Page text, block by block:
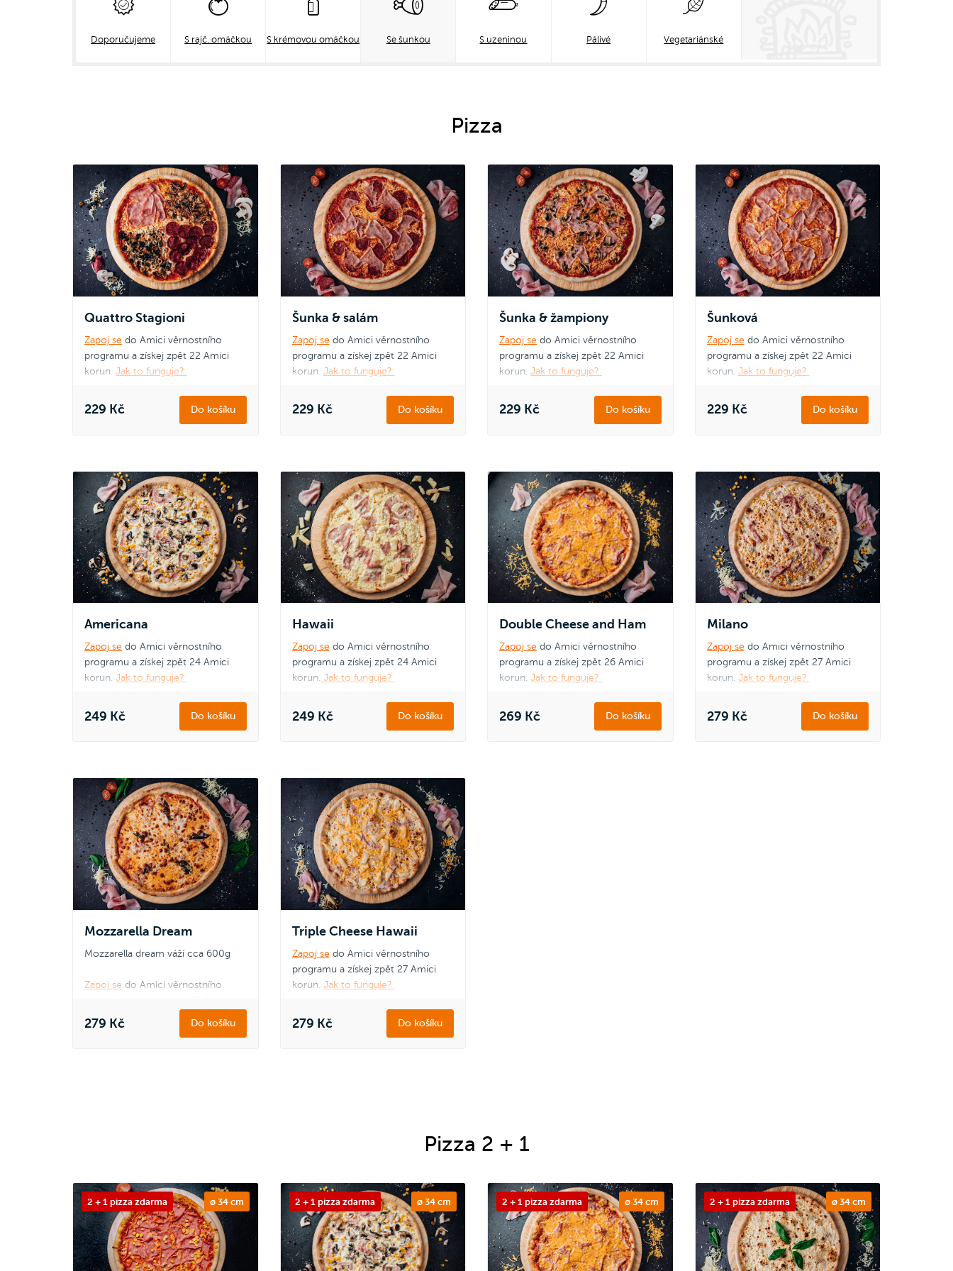
Doporučujeme S rajč. omáčkou S krémovou omáčkou Se šunkou S uzeninou Pálivé Vegetariánské
Pizza
Quattro Stagioni
Zapoj se do Amici věrnostního
programu a získej zpět 22 Amici
korun. Jak to funguje?
229 Kč Do košíku
Šunka & salám
Zapoj se do Amici věrnostního
programu a získej zpět 22 Amici
korun. Jak to funguje?
229 Kč Do košíku
Šunka & žampiony
Zapoj se do Amici věrnostního
programu a získej zpět 22 Amici
korun. Jak to funguje?
229 Kč Do košíku
Šunková
Zapoj se do Amici věrnostního
programu a získej zpět 22 Amici
korun. Jak to funguje?
229 Kč Do košíku
Americana
Zapoj se do Amici věrnostního
programu a získej zpět 24 Amici
korun. Jak to funguje?
249 Kč Do košíku
Hawaii
Zapoj se do Amici věrnostního
programu a získej zpět 24 Amici
korun. Jak to funguje?
249 Kč Do košíku
Double Cheese and Ham
Zapoj se do Amici věrnostního
programu a získej zpět 26 Amici
korun. Jak to funguje?
269 Kč Do košíku
Milano
Zapoj se do Amici věrnostního
programu a získej zpět 27 Amici
korun. Jak to funguje?
279 Kč Do košíku
Mozzarella Dream
Mozzarella dream váží cca 600g
Zapoj se do Amici věrnostního
korun. Jak to funguje?
279 Kč Do košíku
Triple Cheese Hawaii
Zapoj se do Amici věrnostního
programu a získej zpět 27 Amici
korun. Jak to funguje?
279 Kč Do košíku
Pizza 2 + 1
2 + 1 pizza zdarma ø 34 cm 2 + 1 pizza zdarma ø 34 cm 2 + 1 pizza zdarma ø 34 cm 2 + 1 pizza zdarma ø 34 cm